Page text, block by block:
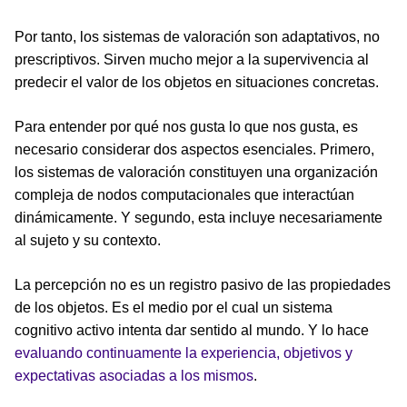
Por tanto, los sistemas de valoración son adaptativos, no
prescriptivos. Sirven mucho mejor a la supervivencia al
predecir el valor de los objetos en situaciones concretas.
Para entender por qué nos gusta lo que nos gusta, es
necesario considerar dos aspectos esenciales. Primero,
los sistemas de valoración constituyen una organización
compleja de nodos computacionales que interactúan
dinámicamente. Y segundo, esta incluye necesariamente
al sujeto y su contexto.
La percepción no es un registro pasivo de las propiedades
de los objetos. Es el medio por el cual un sistema
cognitivo activo intenta dar sentido al mundo. Y lo hace
evaluando continuamente la experiencia, objetivos y
expectativas asociadas a los mismos.